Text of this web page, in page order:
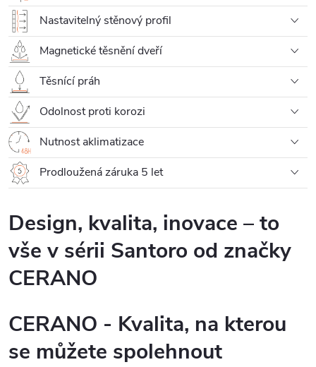
Nastavitelný stěnový profil
Magnetické těsnění dveří
Těsnící práh
Odolnost proti korozi
Nutnost aklimatizace
Prodloužená záruka 5 let
Design, kvalita, inovace – to
vše v sérii Santoro od značky
CERANO
CERANO - Kvalita, na kterou
se můžete spolehnout